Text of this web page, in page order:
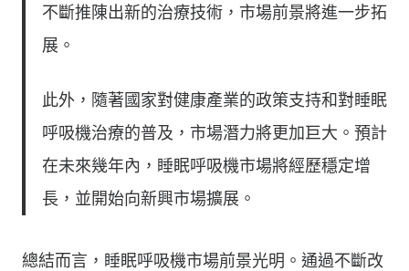
不斷推陳出新的治療技術，市場前景將進一步拓
展。
此外，隨著國家對健康產業的政策支持和對睡眠
呼吸機治療的普及，市場潛力將更加巨大。預計
在未來幾年內，睡眠呼吸機市場將經歷穩定增
長，並開始向新興市場擴展。
總結而言，睡眠呼吸機市場前景光明。通過不斷改